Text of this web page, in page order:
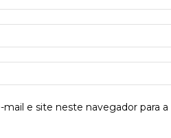
e site neste navegador para